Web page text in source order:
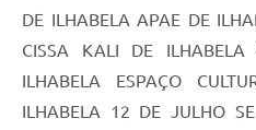
DE ILHABELA APAE DE
CISSA KALI DE
ILHABELA ESPAÇO
ILHABELA 12 DE JULHO